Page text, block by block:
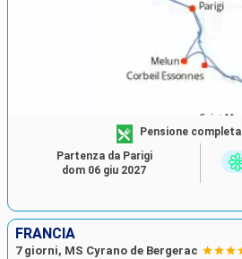
Pensione completa
Partenza da Parigi
dom 06 giu 2027
FRANCIA
7 giorni, MS Cyrano de Bergerac